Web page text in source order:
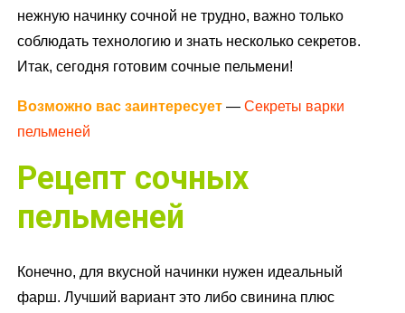
нежную начинку сочной не трудно, важно только
соблюдать технологию и знать несколько секретов.
Итак, сегодня готовим сочные пельмени!
Возможно вас заинтересует —Секреты варки
пельменей
Рецепт сочных
пельменей
Конечно, для вкусной начинки нужен идеальный
фарш. Лучший вариант это либо свинина плюс